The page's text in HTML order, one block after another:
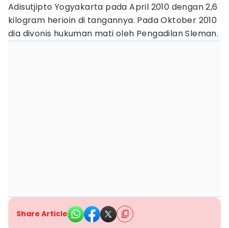
Adisutjipto Yogyakarta pada April 2010 dengan 2,6
kilogram herioin di tangannya. Pada Oktober 2010
dia divonis hukuman mati oleh Pengadilan Sleman.
Share Article